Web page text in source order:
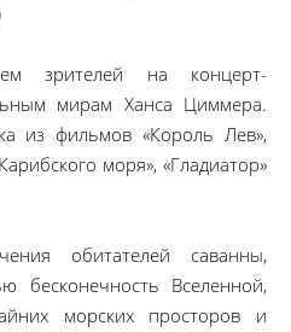
зрителей на концерт-
мирам Ханса Циммера.
из фильмов «Король Лев»,
моря», «Гладиатор»
обитателей саванны,
бесконечность Вселенной,
морских просторов и